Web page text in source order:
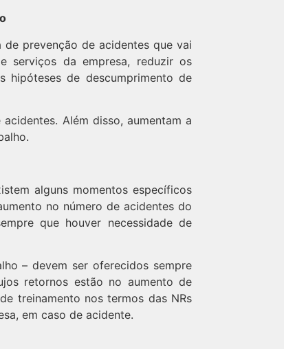
prevenção de acidentes que vai
serviços da empresa, reduzir os
hipóteses de descumprimento de
Além disso, aumentam a
alguns momentos específicos
no número de acidentes do
que houver necessidade de
– devem ser oferecidos sempre
retornos estão no aumento de
treinamento nos termos das NRs
em caso de acidente.